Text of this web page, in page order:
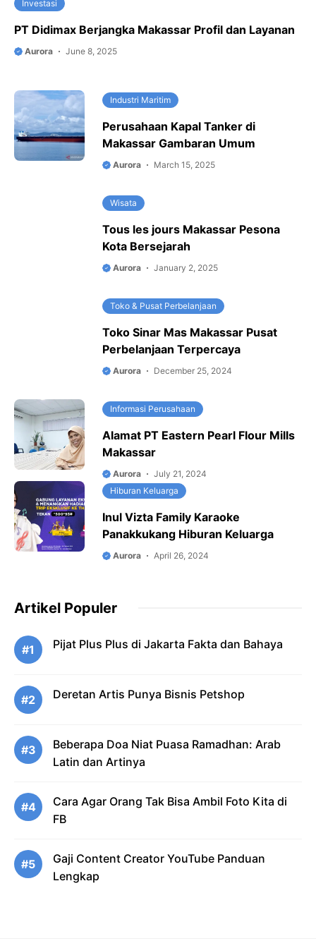
Investasi
PT Didimax Berjangka Makassar Profil dan Layanan
Aurora June 8, 2025
Industri Maritim
Perusahaan Kapal Tanker di
Makassar Gambaran Umum
Aurora March 15, 2025
Wisata
Tous les jours Makassar Pesona
Kota Bersejarah
Aurora January 2, 2025
Toko & Pusat Perbelanjaan
Toko Sinar Mas Makassar Pusat
Perbelanjaan Terpercaya
Aurora December 25, 2024
Informasi Perusahaan
Alamat PT Eastern Pearl Flour Mills
Makassar
Aurora
July 21, 2024
Hiburan Keluarga
Inul Vizta Family Karaoke
Panakkukang Hiburan Keluarga
Aurora April 26, 2024
Artikel Populer
#1 Pijat Plus Plus di Jakarta Fakta dan Bahaya
#2 Deretan Artis Punya Bisnis Petshop
#3
Beberapa Doa Niat Puasa Ramadhan: Arab
Latin dan Artinya
#4
Cara Agar Orang Tak Bisa Ambil Foto Kita di
FB
#5
Gaji Content Creator YouTube Panduan
Lengkap